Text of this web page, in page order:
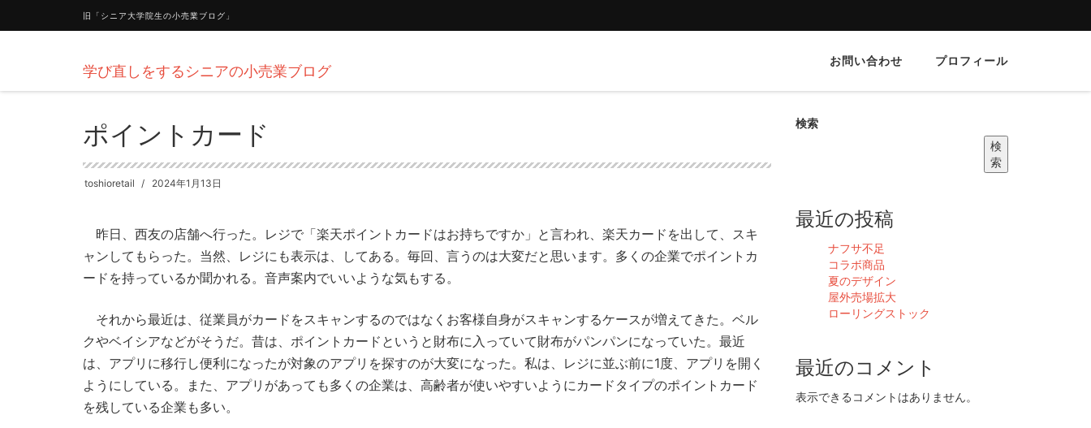
旧「シニア大学院生の小売業ブログ」
学び直しをするシニアの小売業ブログ
お問い合わせ プロフィール
HOME 新着情報 ポイントカード
ポイントカード
toshioretail 2024年1月13日
昨日、西友の店舗へ行った。レジで「楽天ポイントカードはお持ちですか」と言われ、楽天カードを出して、スキ
ャンしてもらった。当然、レジにも表示は、してある。毎回、言うのは大変だと思います。多くの企業でポイントカ
ードを持っているか聞かれる。音声案内でいいような気もする。
それから最近は、従業員がカードをスキャンするのではなくお客様自身がスキャンするケースが増えてきた。ベル
クやベイシアなどがそうだ。昔は、ポイントカードというと財布に入っていて財布がパンパンになっていた。最近
は、アプリに移行し便利になったが対象のアプリを探すのが大変になった。私は、レジに並ぶ前に1度、アプリを開く
ようにしている。また、アプリがあっても多くの企業は、高齢者が使いやすいようにカードタイプのポイントカード
を残している企業も多い。
検索
検
索
最近の投稿
ナフサ不足
コラボ商品
夏のデザイン
屋外売場拡大
ローリングストック
最近のコメント
表示できるコメントはありません。